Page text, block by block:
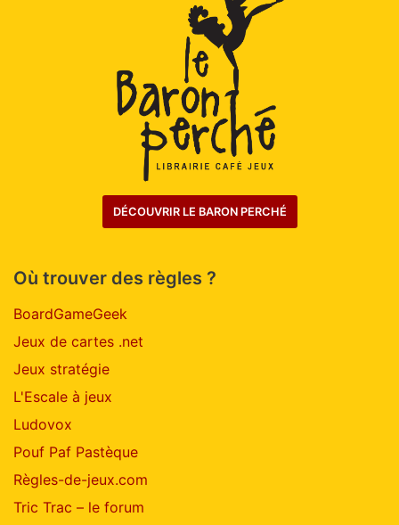
DÉCOUVRIR LE BARON PERCHÉ
Où trouver des règles ?
BoardGameGeek
Jeux de cartes .net
Jeux stratégie
L'Escale à jeux
Ludovox
Pouf Paf Pastèque
Règles-de-jeux.com
Tric Trac – le forum